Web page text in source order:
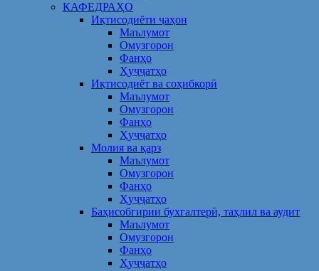
КАФЕДРАҲО
Иқтисодиёти ҷаҳон
Маълумот
Омузгорон
Фанҳо
Ҳуҷҷатҳо
Иқтисодиёт ва соҳибкорӣ
Маълумот
Омузгорон
Фанҳо
Ҳуҷҷатҳо
Молия ва қарз
Маълумот
Омузгорон
Фанҳо
Ҳуҷҷатҳо
Баҳисобгирии бухгалтерӣ, таҳлил ва аудит
Маълумот
Омузгорон
Фанҳо
Ҳуҷҷатҳо